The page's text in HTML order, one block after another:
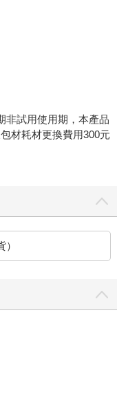
非試用使用期，本產品
材耗材更換費用300元